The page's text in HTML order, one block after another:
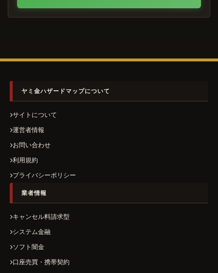
ヤミ金ハザードマップについて
サイトについて
運営者情報
お問い合わせ
利用規約
プライバシーポリシー
業者情報
キャンセル料請求型
システム金融
ソフト闇金
口座売買・携帯契約